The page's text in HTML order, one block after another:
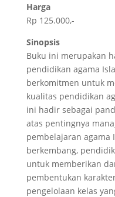
Harga
Rp 125.000,-
Sinopsis
Buku ini merupakan
pendidikan agama
berkomitmen untuk
kualitas pendidikan
ini hadir sebagai
atas pentingnya
pembelajaran agama
berkembang,
untuk memberikan
pembentukan
pengelolaan kelas